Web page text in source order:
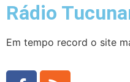
Rádio
Em tempo record o site